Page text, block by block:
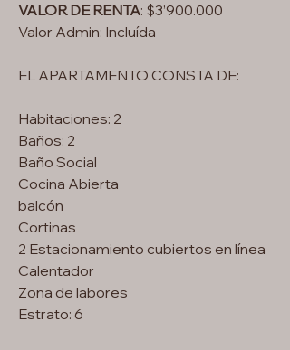
VALOR DE RENTA: $3’900.000
Valor Admin: Incluída
EL APARTAMENTO CONSTA DE:
Habitaciones: 2
Baños: 2
Baño Social
Cocina Abierta
balcón
Cortinas
2 Estacionamiento cubiertos en línea
Calentador
Zona de labores
Estrato: 6